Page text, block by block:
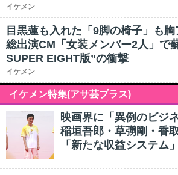
イケメン
目黒蓮も入れた「9脚の椅子」も
総出演CM「女装メンバー2人」で
SUPER EIGHT版”の衝撃
イケメン
イケメン特集(アサ芸プラス)
映画界に「異例のビジ
稲垣吾郎・草彅剛・香
「新たな収益システム」